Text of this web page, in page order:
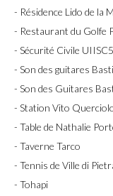
- Résidence Lido de la
- Restaurant du Golfe
- Sécurité Civile UIISC5
- Son des guitares
- Son des Guitares
- Station Vito
- Table de Nathalie
- Taverne Tarco
- Tennis de Ville di
- Tohapi